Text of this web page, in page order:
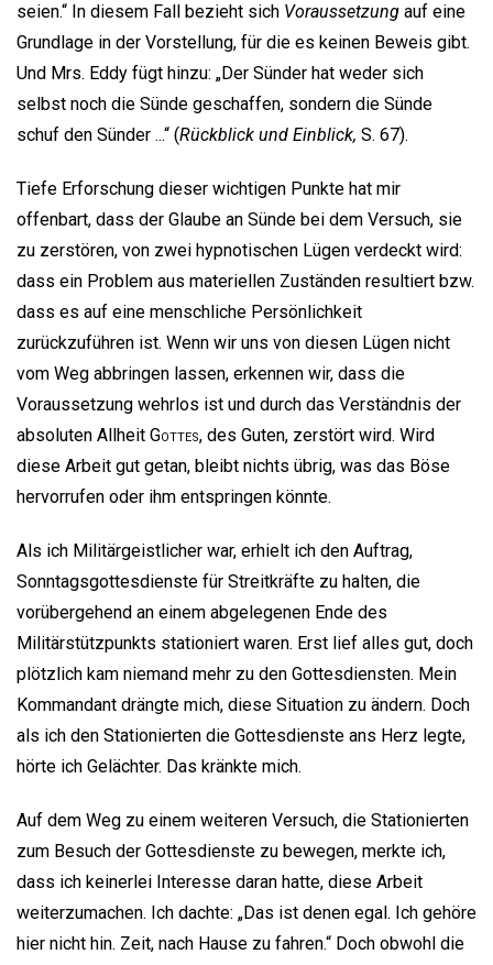
seien.“ In diesem Fall bezieht sich Voraussetzung auf eine
Grundlage in der Vorstellung, für die es keinen Beweis gibt.
Und Mrs. Eddy fügt hinzu: „Der Sünder hat weder sich
selbst noch die Sünde geschaffen, sondern die Sünde
schuf den Sünder ...“ (Rückblick und Einblick, S. 67).
Tiefe Erforschung dieser wichtigen Punkte hat mir
offenbart, dass der Glaube an Sünde bei dem Versuch, sie
zu zerstören, von zwei hypnotischen Lügen verdeckt wird:
dass ein Problem aus materiellen Zuständen resultiert bzw.
dass es auf eine menschliche Persönlichkeit
zurückzuführen ist. Wenn wir uns von diesen Lügen nicht
vom Weg abbringen lassen, erkennen wir, dass die
Voraussetzung wehrlos ist und durch das Verständnis der
absoluten Allheit Gottes, des Guten, zerstört wird. Wird
diese Arbeit gut getan, bleibt nichts übrig, was das Böse
hervorrufen oder ihm entspringen könnte.
Als ich Militärgeistlicher war, erhielt ich den Auftrag,
Sonntagsgottesdienste für Streitkräfte zu halten, die
vorübergehend an einem abgelegenen Ende des
Militärstützpunkts stationiert waren. Erst lief alles gut, doch
plötzlich kam niemand mehr zu den Gottesdiensten. Mein
Kommandant drängte mich, diese Situation zu ändern. Doch
als ich den Stationierten die Gottesdienste ans Herz legte,
hörte ich Gelächter. Das kränkte mich.
Auf dem Weg zu einem weiteren Versuch, die Stationierten
zum Besuch der Gottesdienste zu bewegen, merkte ich,
dass ich keinerlei Interesse daran hatte, diese Arbeit
weiterzumachen. Ich dachte: „Das ist denen egal. Ich gehöre
hier nicht hin. Zeit, nach Hause zu fahren.“ Doch obwohl die